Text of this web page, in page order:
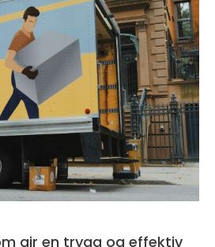
gir en trygg og effektiv